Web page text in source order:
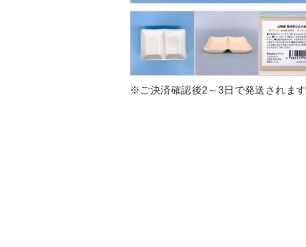
※ご決済確認後2～3日で発送されます